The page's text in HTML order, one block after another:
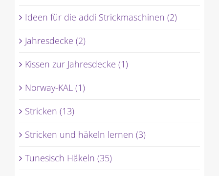
Ideen für die addi Strickmaschinen (2)
Jahresdecke (2)
Kissen zur Jahresdecke (1)
Norway-KAL (1)
Stricken (13)
Stricken und häkeln lernen (3)
Tunesisch Häkeln (35)